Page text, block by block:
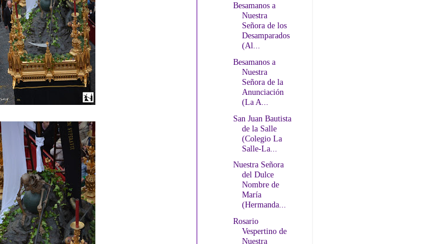
Besamanos a
Nuestra
Señora de los
Desamparados
(Al...
Besamanos a
Nuestra
Señora de la
Anunciación
(La A...
San Juan Bautista
de la Salle
(Colegio La
Salle-La...
Nuestra Señora
del Dulce
Nombre de
María
(Hermanda...
Rosario
Vespertino de
Nuestra